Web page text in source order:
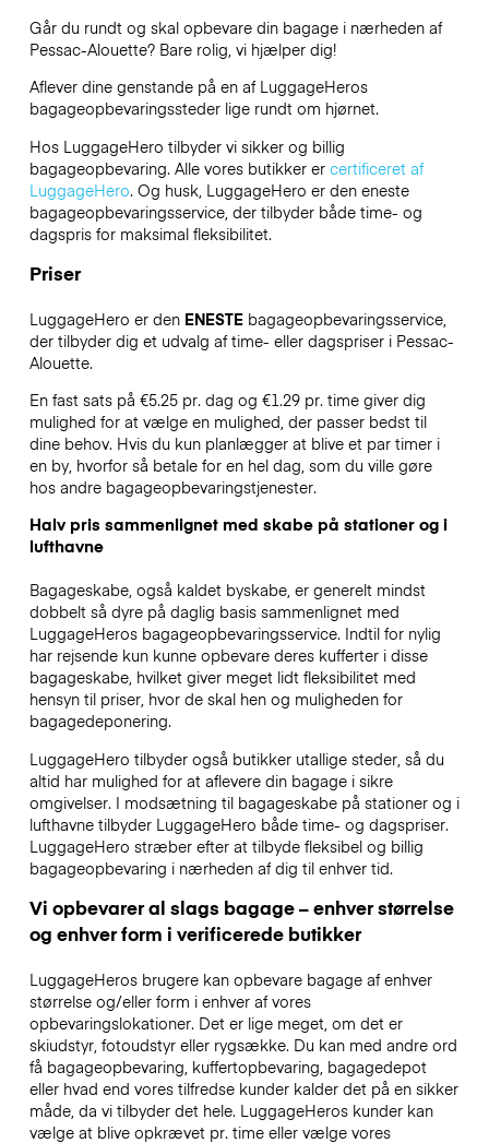
Går du rundt og skal opbevare din bagage i nærheden af
Pessac-Alouette? Bare rolig, vi hjælper dig!
Aflever dine genstande på en af LuggageHeros
bagageopbevaringssteder lige rundt om hjørnet.
Hos LuggageHero tilbyder vi sikker og billig
bagageopbevaring. Alle vores butikker er certificeret af
LuggageHero. Og husk, LuggageHero er den eneste
bagageopbevaringsservice, der tilbyder både time- og
dagspris for maksimal fleksibilitet.
Priser
LuggageHero er den ENESTEbagageopbevaringsservice,
der tilbyder dig et udvalg af time- eller dagspriser i Pessac-
Alouette.
En fast sats på €5.25 pr. dag og €1.29 pr. time giver dig
mulighed for at vælge en mulighed, der passer bedst til
dine behov. Hvis du kun planlægger at blive et par timer i
en by, hvorfor så betale for en hel dag, som du ville gøre
hos andre bagageopbevaringstjenester.
Halv pris sammenlignet med skabe på stationer og i
lufthavne
Bagageskabe, også kaldet byskabe, er generelt mindst
dobbelt så dyre på daglig basis sammenlignet med
LuggageHeros bagageopbevaringsservice. Indtil for nylig
har rejsende kun kunne opbevare deres kufferter i disse
bagageskabe, hvilket giver meget lidt fleksibilitet med
hensyn til priser, hvor de skal hen og muligheden for
bagagedeponering.
LuggageHero tilbyder også butikker utallige steder, så du
altid har mulighed for at aflevere din bagage i sikre
omgivelser. I modsætning til bagageskabe på stationer og i
lufthavne tilbyder LuggageHero både time- og dagspriser.
LuggageHero stræber efter at tilbyde fleksibel og billig
bagageopbevaring i nærheden af dig til enhver tid.
Vi opbevarer al slags bagage – enhver størrelse
og enhver form i verificerede butikker
LuggageHeros brugere kan opbevare bagage af enhver
størrelse og/eller form i enhver af vores
opbevaringslokationer. Det er lige meget, om det er
skiudstyr, fotoudstyr eller rygsække. Du kan med andre ord
få bagageopbevaring, kuffertopbevaring, bagagedepot
eller hvad end vores tilfredse kunder kalder det på en sikker
måde, da vi tilbyder det hele. LuggageHeros kunder kan
vælge at blive opkrævet pr. time eller vælge vores